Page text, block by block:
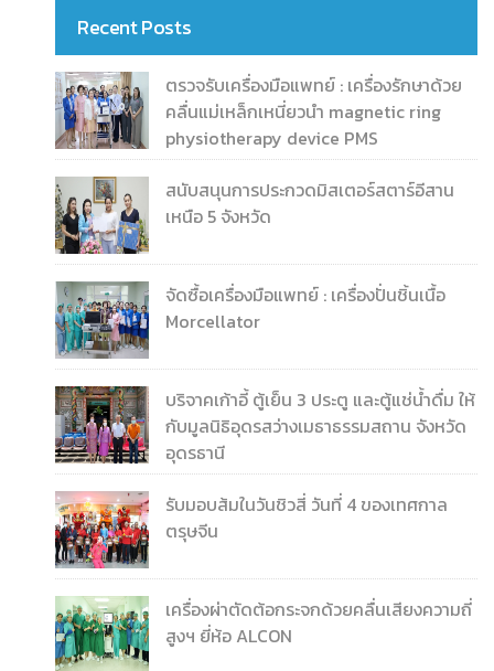
Recent Posts
ตรวจรับเครื่องมือแพทย์ : เครื่องรักษาด้วย
คลื่นแม่เหล็กเหนี่ยวนำ magnetic ring
physiotherapy device PMS
สนับสนุนการประกวดมิสเตอร์สตาร์อีสาน
เหนือ 5 จังหวัด
จัดซื้อเครื่องมือแพทย์ : เครื่องปั่นชิ้นเนื้อ
Morcellator
บริจาคเก้าอี้ ตู้เย็น 3 ประตู และตู้แช่น้ำดื่ม ให้
กับมูลนิธิอุดรสว่างเมธาธรรมสถาน จังหวัด
อุดรธานี
รับมอบส้มในวันชิวสี่ วันที่ 4 ของเทศกาล
ตรุษจีน
เครื่องผ่าตัดต้อกระจกด้วยคลื่นเสียงความถี่
สูงฯ ยี่ห้อ ALCON